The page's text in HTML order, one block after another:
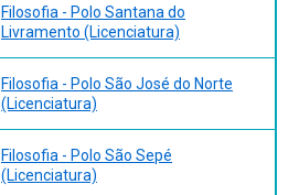
Filosofia - Polo Santana do
Livramento (Licenciatura)
Filosofia - Polo São José do Norte
(Licenciatura)
Filosofia - Polo São Sepé
(Licenciatura)